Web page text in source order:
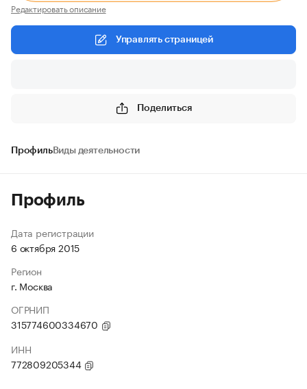
Редактировать описание
Управлять страницей
Поделиться
ПрофильВиды деятельности
Профиль
Дата регистрации
6 октября 2015
Регион
г. Москва
ОГРНИП
315774600334670
ИНН
772809205344